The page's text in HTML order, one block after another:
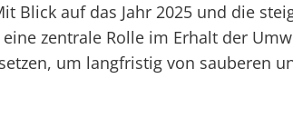
Blick auf das Jahr 2025 und die
zentrale Rolle im Erhalt der
um langfristig von sauberen